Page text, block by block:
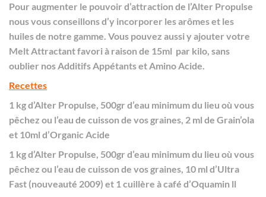
Pour augmenter le pouvoir d’attraction de l’Alter Propulse
nous vous conseillons d’y incorporer les arômes et les
huiles de notre gamme. Vous pouvez aussi y ajouter votre
Melt Attractant favori à raison de 15ml par kilo, sans
oublier nos Additifs Appétants et Amino Acide.
Recettes
1 kg d’Alter Propulse, 500gr d’eau minimum du lieu où vous
pêchez ou l’eau de cuisson de vos graines, 2 ml de Grain’ola
et 10ml d’Organic Acide
1 kg d’Alter Propulse, 500gr d’eau minimum du lieu où vous
pêchez ou l’eau de cuisson de vos graines, 10 ml d’Ultra
Fast (nouveauté 2009) et 1 cuillère à café d’Oquamin ll